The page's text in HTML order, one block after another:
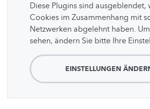
Diese Plugins sind ausgeblendet,
Cookies im Zusammenhang mit
Netzwerken abgelehnt haben.
sehen, ändern Sie bitte Ihre
EINSTELLUNGEN